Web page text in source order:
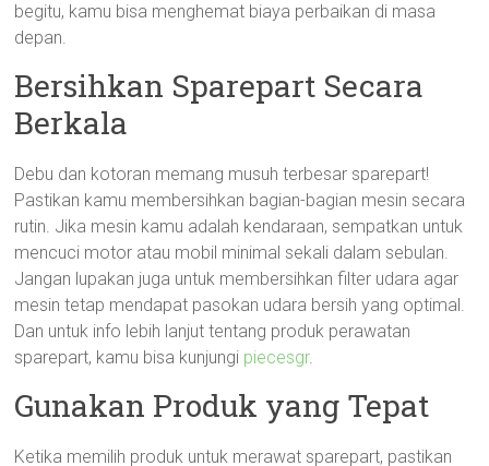
begitu, kamu bisa menghemat biaya perbaikan di masa
depan.
Bersihkan Sparepart Secara
Berkala
Debu dan kotoran memang musuh terbesar sparepart!
Pastikan kamu membersihkan bagian-bagian mesin secara
rutin. Jika mesin kamu adalah kendaraan, sempatkan untuk
mencuci motor atau mobil minimal sekali dalam sebulan.
Jangan lupakan juga untuk membersihkan filter udara agar
mesin tetap mendapat pasokan udara bersih yang optimal.
Dan untuk info lebih lanjut tentang produk perawatan
sparepart, kamu bisa kunjungi piecesgr.
Gunakan Produk yang Tepat
Ketika memilih produk untuk merawat sparepart, pastikan